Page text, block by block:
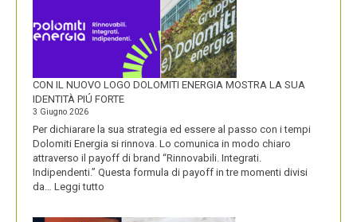
CON IL NUOVO LOGO DOLOMITI ENERGIA MOSTRA LA SUA
IDENTITÀ PIÚ FORTE
3 Giugno 2026
Per dichiarare la sua strategia ed essere al passo con i tempi
Dolomiti Energia si rinnova. Lo comunica in modo chiaro
attraverso il payoff di brand “Rinnovabili. Integrati.
Indipendenti.” Questa formula di payoff in tre momenti divisi
da… Leggi tutto
IL